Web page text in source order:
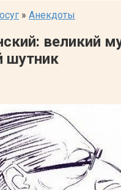
» Анекдоты
великий
шутник